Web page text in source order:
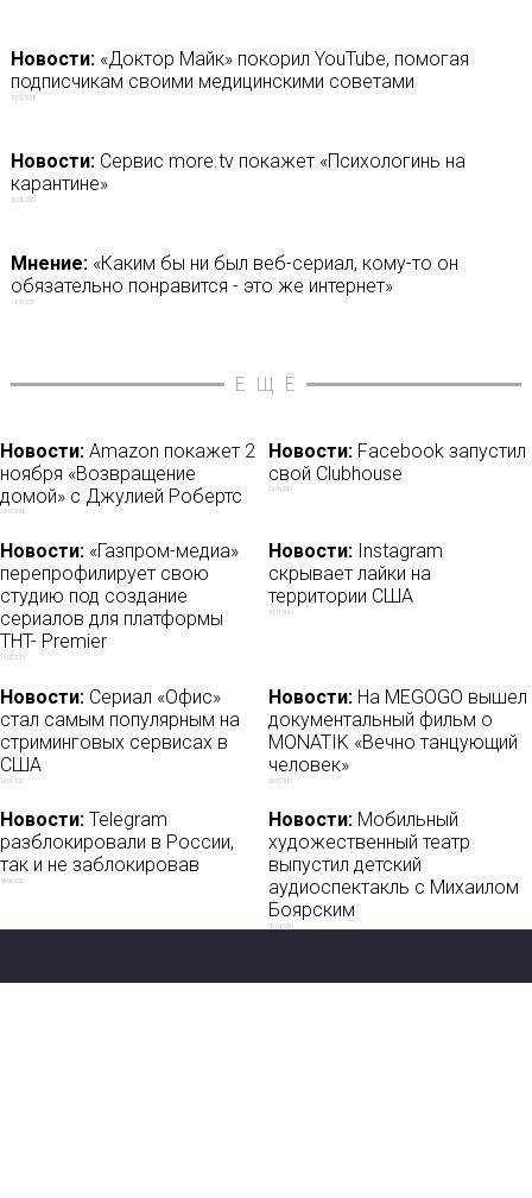
Новости:«Доктор Майк» покорил YouTube, помогая
подписчикам своими медицинскими советами
20/07/2018
Новости:Сервис more.tv покажет «Психологинь на
карантине»
26/05/2020
Мнение:«Каким бы ни был веб-сериал, кому-то он
обязательно понравится - это же интернет»
19/10/2017
ЕЩЁ
Новости: Amazon покажет 2
ноября «Возвращение
домой» с Джулией Робертс
24/10/2018
Новости: Facebook запустил
свой Clubhouse
21/06/2021
Новости: «Газпром-медиа»
перепрофилирует свою
студию под создание
сериалов для платформы
TНT- Premier
21/02/2019
Новости: Instagram
скрывает лайки на
территории США
10/11/2019
Новости: Сериал «Офис»
стал самым популярным на
стриминговых сервисах в
США
13/01/2021
Новости: На MEGOGO вышел
документальный фильм о
MONATIK «Вечно танцующий
человек»
03/07/2021
Новости: Telegram
разблокировали в России,
так и не заблокировав
18/06/2020
Новости: Мобильный
художественный театр
выпустил детский
аудиоспектакль с Михаилом
Боярским
06/09/2020